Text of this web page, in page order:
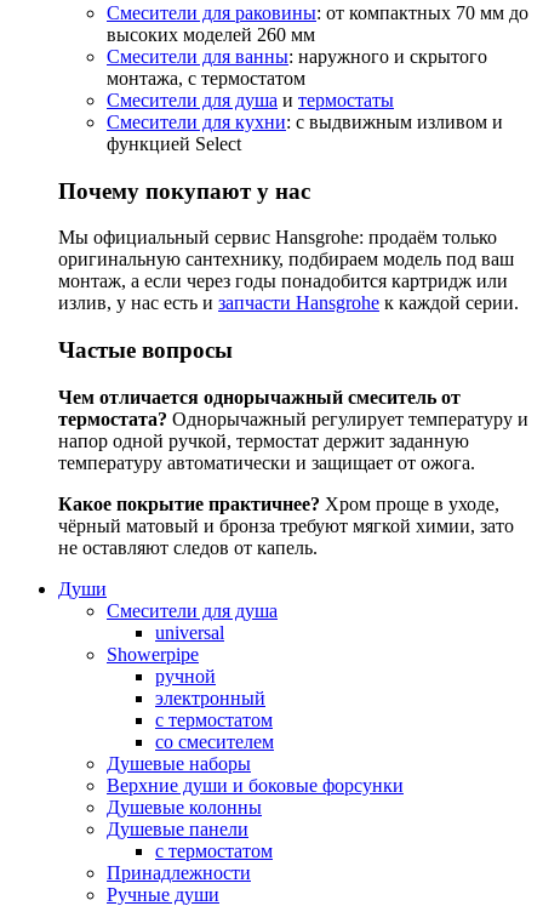
Смесители для раковины: от компактных 70 мм до
высоких моделей 260 мм
Смесители для ванны: наружного и скрытого
монтажа, с термостатом
Смесители для душа и термостаты
Смесители для кухни: с выдвижным изливом и
функцией Select
Почему покупают у нас
Мы официальный сервис Hansgrohe: продаём только
оригинальную сантехнику, подбираем модель под ваш
монтаж, а если через годы понадобится картридж или
излив, у нас есть и запчасти Hansgrohe к каждой серии.
Частые вопросы
Чем отличается однорычажный смеситель от
термостата? Однорычажный регулирует температуру и
напор одной ручкой, термостат держит заданную
температуру автоматически и защищает от ожога.
Какое покрытие практичнее? Хром проще в уходе,
чёрный матовый и бронза требуют мягкой химии, зато
не оставляют следов от капель.
Души
Смесители для душа
universal
Showerpipe
ручной
электронный
с термостатом
со смесителем
Душевые наборы
Верхние души и боковые форсунки
Душевые колонны
Душевые панели
с термостатом
Принадлежности
Ручные души